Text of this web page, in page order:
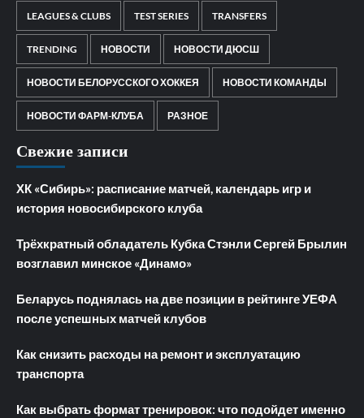
LEAGUES & CLUBS TEST SERIES TRANSFERS
TRENDING НОВОСТИ НОВОСТИ ДЮСШ
НОВОСТИ БЕЛОРУССКОГО ХОККЕЯ НОВОСТИ КОМАНДЫ
НОВОСТИ ФАРМ-КЛУБА РАЗНОЕ
Свежие записи
ХК «Сибирь»: расписание матчей, календарь игр и
история новосибирского клуба
Трёхкратный обладатель Кубка Стэнли Сергей Брылин
возглавил минское «Динамо»
Беларусь поднялась на две позиции в рейтинге УЕФА
после успешных матчей клубов
Как снизить расходы на ремонт и эксплуатацию
транспорта
Как выбрать формат тренировок: что подойдет именно